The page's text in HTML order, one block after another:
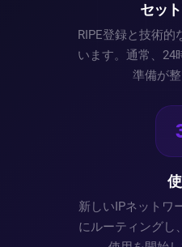
セッ
RIPE登録と技術
います。通常、24
準備が整
新しいIPネットワ
にルーティングし